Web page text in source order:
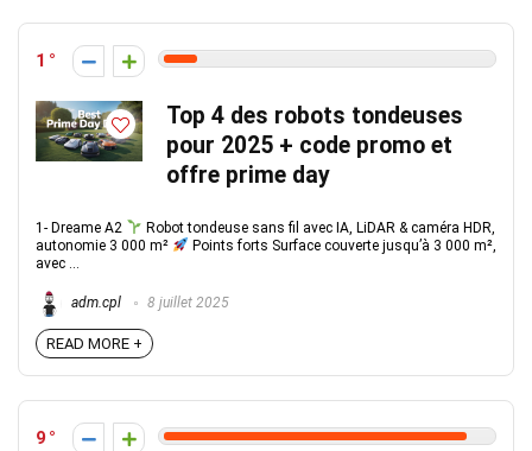
1
Top 4 des robots tondeuses
pour 2025 + code promo et
offre prime day
1- Dreame A2
Robot tondeuse sans fil avec IA, LiDAR & caméra HDR,
autonomie 3 000 m²
Points forts Surface couverte jusqu’à 3 000 m²,
avec ...
adm.cpl 8 juillet 2025
READ MORE +
9